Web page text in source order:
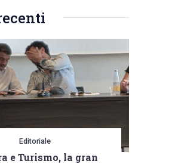
Editoriale
e Turismo, la gran